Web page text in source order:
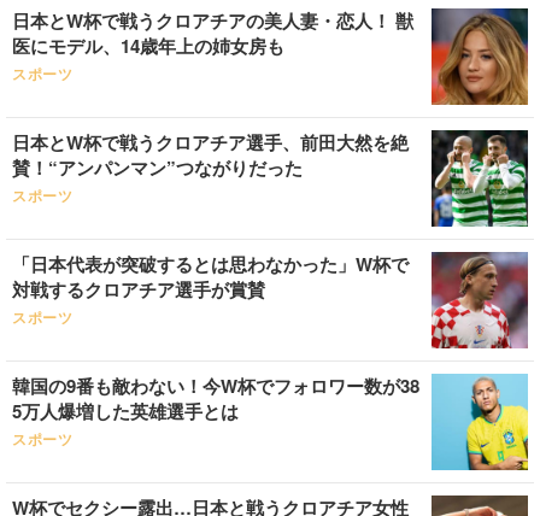
日本とW杯で戦うクロアチアの美人妻・恋人！ 獣
医にモデル、14歳年上の姉女房も
スポーツ
日本とW杯で戦うクロアチア選手、前田大然を絶
賛！“アンパンマン”つながりだった
スポーツ
「日本代表が突破するとは思わなかった」W杯で
対戦するクロアチア選手が賞賛
スポーツ
韓国の9番も敵わない！今W杯でフォロワー数が38
5万人爆増した英雄選手とは
スポーツ
W杯でセクシー露出…日本と戦うクロアチア女性